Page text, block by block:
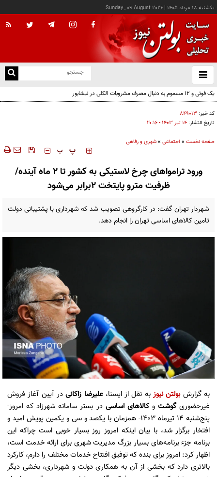
يکشنبه ۱۸ مرداد ۱۴۰۵ |
Sunday , 09 August 2026
باز
و
یک فوتی و ۱۲ مسموم به دنبال مصرف مشروبات الکلی در نیشابور
کد خبر: ۸۴۹۰۱۳
تاریخ انتشار: ۱۴ تير ۱۴۰۳ - ۲۰:۱۶
صفحه نخست » اجتماعی »شهری و رفاهی
‍‍‍ پ پ
ورود ترامواهای چرخ لاستیکی به کشور تا ۲ ماه آینده/
ظرفیت مترو پایتخت ۲برابر می‌شود
شهردار تهران گفت: در کارگروهی تصویب شد که شهرداری با پشتیبانی دولت
تامین کالاهای اساسی تهران را انجام دهد.
به گزارش بولتن نیوز به نقل از ایسنا،علیرضا زاکانیدر آیین آغاز فروش
غیرحضوریگوشتوکالاهای اساسی در بستر سامانه شهرزاد که امروز-
پنج‌شنبه ۱۴ تیرماه ۱۴۰۳- همزمان با یکصد و سی و یکمین پویش امید و
افتخار برگزار شد، با بیان اینکه امروز روز بسیار خوبی است چراکه این
برنامه جزء برنامه‌های بسیار بزرگ مدیریت شهری برای ارائه خدمت است،
اظهار کرد: امروز برای بنده که توفیق افتتاح خدمات مختلف را دارم، کارکرد
بالاتری دارد که بخشی از آن به همکاری دولت و شهرداری، بخشی دیگر